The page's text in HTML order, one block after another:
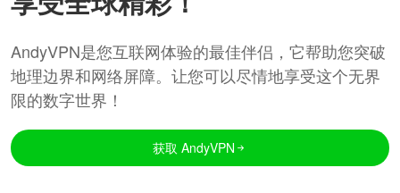
AndyVPN是您互联网体验的最佳伴侣，它帮助您突破
地理边界和网络屏障。让您可以尽情地享受这个无界
限的数字世界！
获取 AndyVPN